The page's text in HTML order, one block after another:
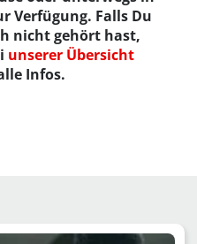
Verfügung. Falls Du
nicht gehört hast,
unserer Übersicht
Infos.